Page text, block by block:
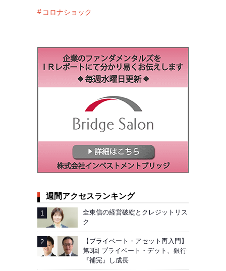
コロナショック
週間アクセスランキング
全東信の経営破綻とクレジットリス
ク
【プライベート・アセット再入門】
第3回 プライベート・デット、銀行
『補完』し成長